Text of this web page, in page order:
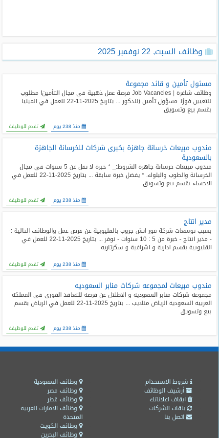
تصفح
الوظائف
وظائف
اليوم
وظائف
وظائف
مصر
اليوم
المدونة
وظائف السبت, 22 نوفمبر 2025
مسئول تأمين و قائد مجموعة
وظائف شاغرة | Job Vacancies فرصة عمل ذهبية في مجال التأمين! مطلوب
للتعيين فورًا: مسؤول تأمين (للذكور ... بتاريخ 2025-11-22 للعمل في المينيا
بقسم بيع وتسويق
منذ 238 يوم تقدم للوظيفة
مندوب مبيعات خرسانة جاهزة بكبرى شركات للخرسانة الجاهزة
بالسعودية
مندوب مبيعات خرسانة جاهزة الشروط:_ * خبرة لا تقل عن 5 سنوات في مجال
الخرسانة والطوب والبلوك. * يفضل خبرة سابقة ... بتاريخ 2025-11-22 للعمل في
الاحساء بقسم بيع وتسويق
منذ 238 يوم تقدم للوظيفة
مدير انتاج
بسبب توسعات شركة فور اتش جروب بالقليوبية عن فرص عمل والوظائف التالية :-
- مدير انتاج - خبرة من 5 : 10 سنوات - نوفر ... بتاريخ 2025-11-22 للعمل في
القليوبية بقسم ادارية و اشرافية و سكرتاريه
منذ 238 يوم تقدم للوظيفة
مندوب مبيعات لمجموعه شركات منابر السعوديه
مجموعه شركات منابر السعوديه و الاطلال عن فرصه للتعاقد الفوري في المملكه
العربيه السعوديه الرياض مناديب ... بتاريخ 2025-11-22 للعمل في الرياض بقسم
بيع وتسويق
منذ 238 يوم تقدم للوظيفة
وظائف السعودية
وظائف مصر
وظائف قطر
وظائف الامارات العربية
المتحدة
وظائف الكويت
وظائف البحرين
شروط الاستخدام
أرشيف الوظائف
ايقاف اعلاناتك
باقات الشركات
اتصل بنا